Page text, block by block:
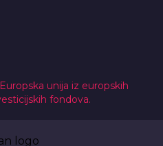
unija iz europskih
fondova.